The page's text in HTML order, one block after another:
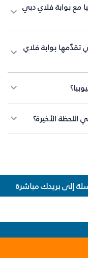
مع بوابة فلاي دبي
تقدّمها بوابة فلاي
اللحظة الأخيرة؟
إلى بريدك مباشرة